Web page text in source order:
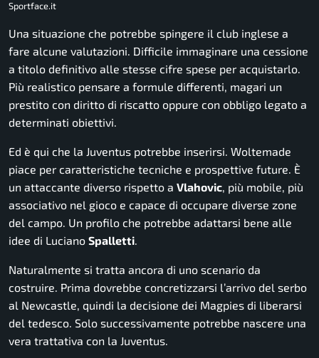
Sportface.it
Una situazione che potrebbe spingere il club inglese a
fare alcune valutazioni. Difficile immaginare una cessione
a titolo definitivo alle stesse cifre spese per acquistarlo.
Più realistico pensare a formule differenti, magari un
prestito con diritto di riscatto oppure con obbligo legato a
determinati obiettivi.
Ed è qui che la Juventus potrebbe inserirsi. Woltemade
piace per caratteristiche tecniche e prospettive future. È
un attaccante diverso rispetto a Vlahovic, più mobile, più
associativo nel gioco e capace di occupare diverse zone
del campo. Un profilo che potrebbe adattarsi bene alle
idee di Luciano Spalletti.
Naturalmente si tratta ancora di uno scenario da
costruire. Prima dovrebbe concretizzarsi l’arrivo del serbo
al Newcastle, quindi la decisione dei Magpies di liberarsi
del tedesco. Solo successivamente potrebbe nascere una
vera trattativa con la Juventus.